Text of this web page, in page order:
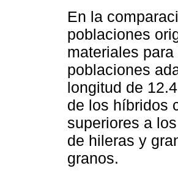
En la
poblaciones
materiales
poblaciones
longitud de
de los híbridos
superiores a
de hileras y
granos.